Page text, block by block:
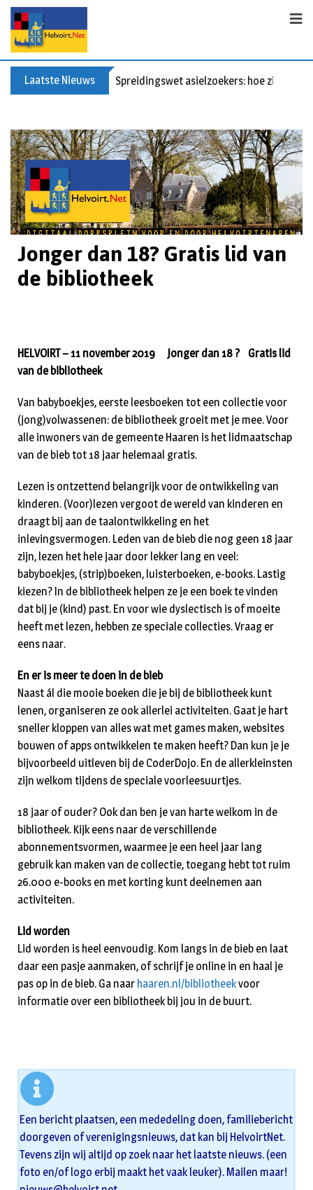
Laatste Nieuws Spreidingswet asielzoekers: hoe zit dat?
Jonger dan 18? Gratis lid van
de bibliotheek
HELVOIRT – 11 november 2019 Jonger dan 18 ? Gratis lid
van de bibliotheek
Van babyboekjes, eerste leesboeken tot een collectie voor
(jong)volwassenen: de bibliotheek groeit met je mee. Voor
alle inwoners van de gemeente Haaren is het lidmaatschap
van de bieb tot 18 jaar helemaal gratis.
Lezen is ontzettend belangrijk voor de ontwikkeling van
kinderen. (Voor)lezen vergoot de wereld van kinderen en
draagt bij aan de taalontwikkeling en het
inlevingsvermogen. Leden van de bieb die nog geen 18 jaar
zijn, lezen het hele jaar door lekker lang en veel:
babyboekjes, (strip)boeken, luisterboeken, e-books. Lastig
kiezen? In de bibliotheek helpen ze je een boek te vinden
dat bij je (kind) past. En voor wie dyslectisch is of moeite
heeft met lezen, hebben ze speciale collecties. Vraag er
eens naar.
En er is meer te doen in de bieb
Naast ál die mooie boeken die je bij de bibliotheek kunt
lenen, organiseren ze ook allerlei activiteiten. Gaat je hart
sneller kloppen van alles wat met games maken, websites
bouwen of apps ontwikkelen te maken heeft? Dan kun je je
bijvoorbeeld uitleven bij de CoderDojo. En de allerkleinsten
zijn welkom tijdens de speciale voorleesuurtjes.
18 jaar of ouder? Ook dan ben je van harte welkom in de
bibliotheek. Kijk eens naar de verschillende
abonnementsvormen, waarmee je een heel jaar lang
gebruik kan maken van de collectie, toegang hebt tot ruim
26.000 e-books en met korting kunt deelnemen aan
activiteiten.
Lid worden
Lid worden is heel eenvoudig. Kom langs in de bieb en laat
daar een pasje aanmaken, of schrijf je online in en haal je
pas op in de bieb. Ga naar haaren.nl/bibliotheekvoor
informatie over een bibliotheek bij jou in de buurt.
Een bericht plaatsen, een mededeling doen, familiebericht
doorgeven of verenigingsnieuws, dat kan bij HelvoirtNet.
Tevens zijn wij altijd op zoek naar het laatste nieuws. (een
foto en/of logo erbij maakt het vaak leuker). Mailen maar!